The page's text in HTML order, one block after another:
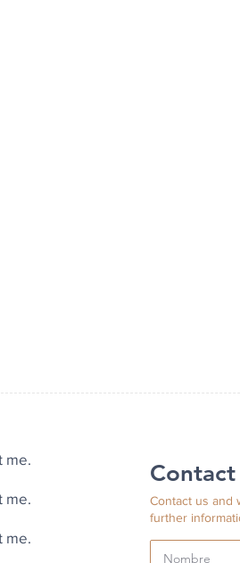
me.
me.
me.
Contact
Contact us and
further